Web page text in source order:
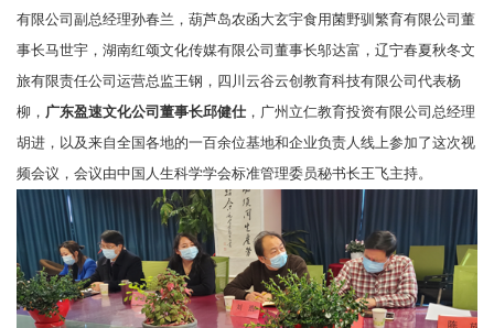
有限公司副总经理孙春兰，葫芦岛农函大玄宇食用菌野驯繁育有限公司董
事长马世宇，湖南红颂文化传媒有限公司董事长邬达富，辽宁春夏秋冬文
旅有限责任公司运营总监王钢，四川云谷云创教育科技有限公司代表杨
柳， 广东盈速文化公司董事长邱健仕 ，广州立仁教育投资有限公司总经理
胡进，以及来自全国各地的一百余位基地和企业负责人线上参加了这次视
频会议，会议由中国人生科学学会标准管理委员秘书长王飞主持。